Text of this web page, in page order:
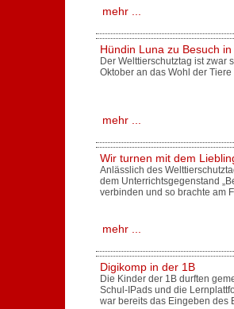
mehr ...
Hündin Luna zu Besuch
Der Welttierschutztag ist zwar
Oktober an das Wohl der
mehr ...
Wir turnen mit dem
Anlässlich des
dem Unterrichtsgegenstand
verbinden und so brachte am
mehr ...
Digikomp in der 1B
Die Kinder der 1B durften
Schul-IPads und die
war bereits das Eingeben des